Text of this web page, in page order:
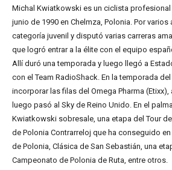
Michal Kwiatkowski es un ciclista profesional
junio de 1990 en Chelmza, Polonia. Por
categoría juvenil y disputó varias carreras
que logró entrar a la élite con el equipo
Allí duró una temporada y luego llegó a
con el Team RadioShack. En la temporada
incorporar las filas del Omega Pharma
luego pasó al Sky de Reino Unido. En el
Kwiatkowski sobresale, una etapa del Tour
de Polonia Contrarreloj que ha conseguido
de Polonia, Clásica de San Sebastián, una
Campeonato de Polonia de Ruta, entre otros.